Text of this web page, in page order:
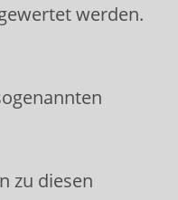
werden.
zu diesen